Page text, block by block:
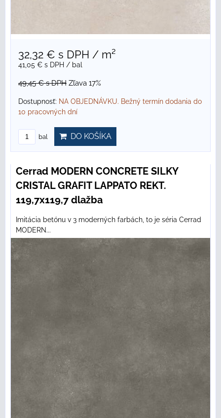
32,32 € s DPH / m²
41,05 € s DPH / bal
49,45 €s DPH Zľava 17%
Dostupnosť: NA OBJEDNÁVKU. Bežný termín dodania do
10 pracovných dní
bal DO KOŠÍKA
Cerrad MODERN CONCRETE SILKY
CRISTAL GRAFIT LAPPATO REKT.
119,7x119,7 dlažba
Imitácia betónu v 3 moderných farbách, to je séria Cerrad
MODERN...